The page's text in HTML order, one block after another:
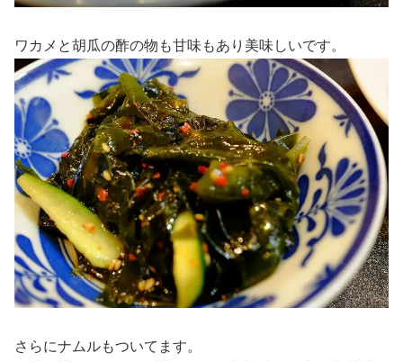
ワカメと胡瓜の酢の物も甘味もあり美味しいです。
さらにナムルもついてます。